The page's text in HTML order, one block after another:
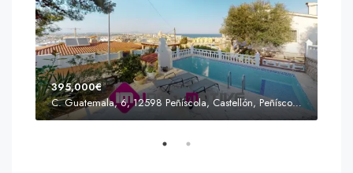
395,000€
C. Guatemala, 6, 12598 Peñíscola, Castellón, Peñíscola, Communauté valencienne